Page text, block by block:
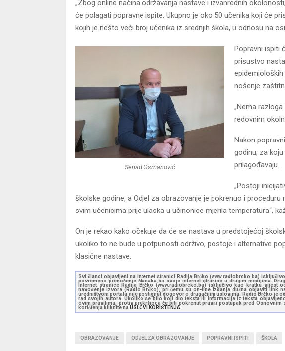
„Zbog online načina održavanja nastave i izvanrednih
će polagati popravne ispite. Ukupno je oko 50 učenika koji će
kojih je nešto veći broj učenika iz srednjih škola, u odnosu na
Senad Osmanović
Popravni ispiti
prisustvo
nošenje
„Nema
redovnim
Nakon
godinu, za
prilagođavaju.
„Postoji
školske godine, a Odjel za obrazovanje je pokrenuo i
svim učenicima prije ulaska u učinonice mjerila temperatura“,
On je rekao kako očekuje da će se nastava u predstojećoj
ukoliko to ne bude u potpunosti održivo, postoje i alternative
klasične nastave.
Svi članci objavljeni na internet stranici Radija Brčko (www.radiobrcko.ba)
povremeno prenošenje članaka sa svoje internet stranice u drugim medijima.
Internet stranice Radija Brčko (www.radiobrcko.ba) isključivo kao kratku vijest
navođenje izvora (Radio Brčko), pri čemu su on-line izdanja dužna objaviti link
uredništvom portala nije postignut dogovor o drugačijim uslovima. Radio Brčko je
rad svojih autora. Ukoliko se bilo koji dio teksta ili informacija iz teksta
ovim pravilima, protiv prekršioca će biti pokrenut pravni postupak pred
korištenja kliknite na USLOVI KORIŠTENJA.
OBRAZOVANJE ODJEL ZA OBRAZOVANJE POPRAVNI ISPITI ŠKOLA